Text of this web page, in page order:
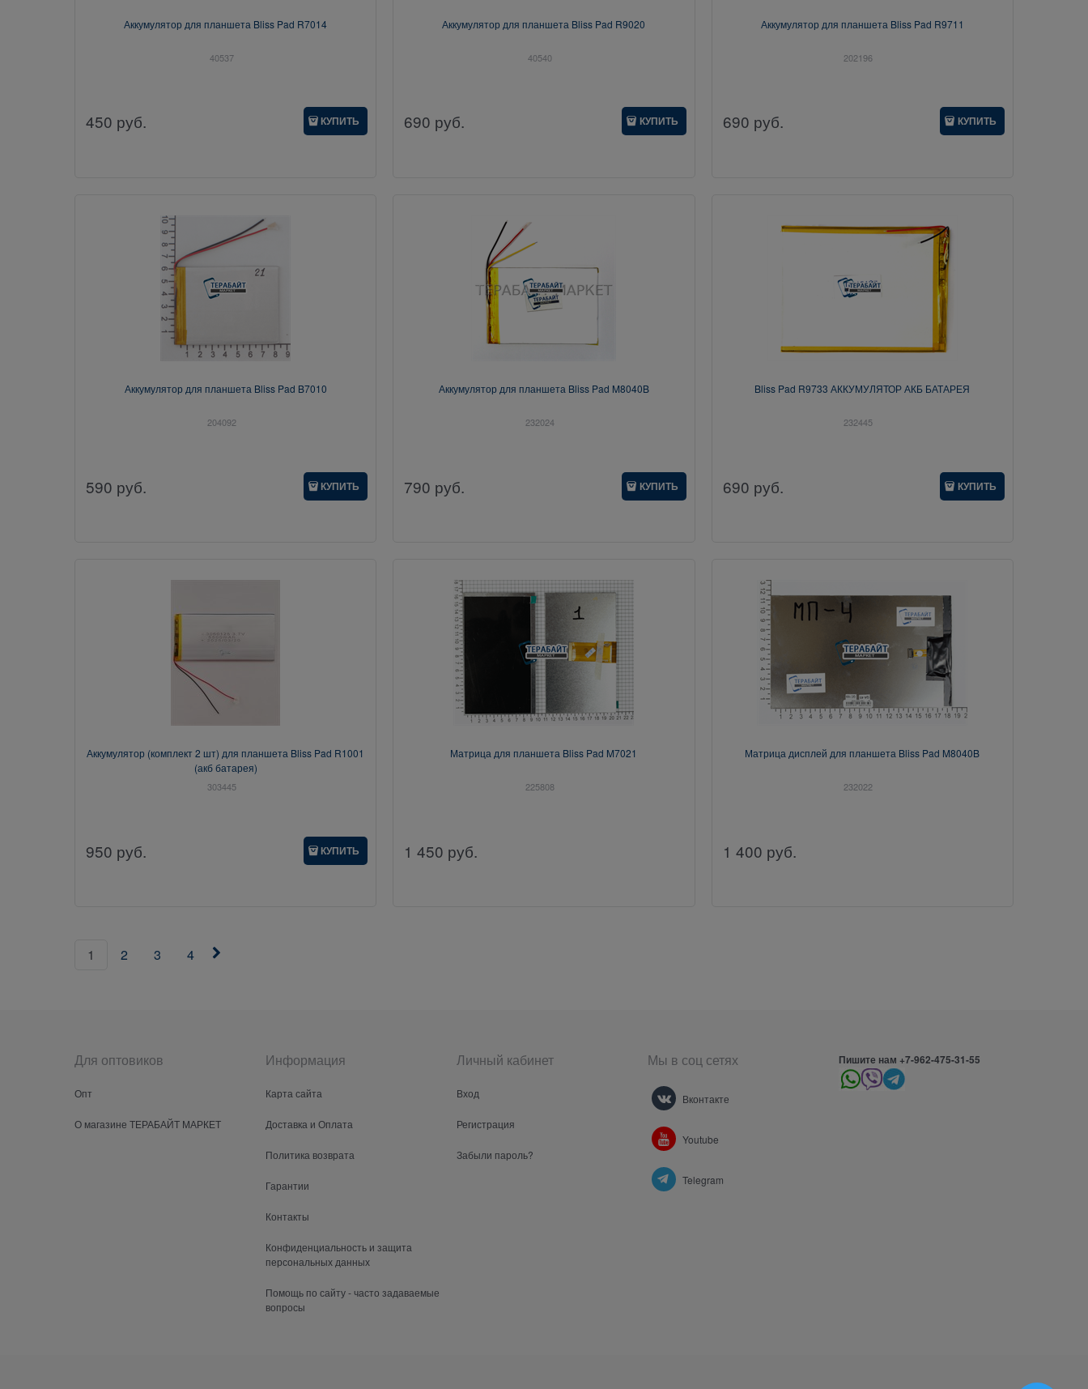
Аккумулятор для планшета Bliss Pad R7014
40537
450 руб. КУПИТЬ
Аккумулятор для планшета Bliss Pad R9020
40540
690 руб. КУПИТЬ
Аккумулятор для планшета Bliss Pad R9711
202196
690 руб. КУПИТЬ
Аккумулятор для планшета Bliss Pad B7010
204092
590 руб. КУПИТЬ
Аккумулятор для планшета Bliss Pad M8040B
232024
790 руб. КУПИТЬ
Bliss Pad R9733 АККУМУЛЯТОР АКБ БАТАРЕЯ
232445
690 руб. КУПИТЬ
Аккумулятор (комплект 2 шт) для планшета Bliss Pad R1001
(акб батарея)
303445
950 руб. КУПИТЬ
Матрица для планшета Bliss Pad M7021
225808
1 450 руб.
Матрица дисплей для планшета Bliss Pad M8040B
232022
1 400 руб.
1 2 3 4
Для оптовиков
Опт
О магазине ТЕРАБАЙТ МАРКЕТ
Информация
Карта сайта
Доставка и Оплата
Политика возврата
Гарантии
Контакты
Конфиденциальность и защита
персональных данных
Помощь по сайту - часто задаваемые
вопросы
Личный кабинет
Вход
Регистрация
Забыли пароль?
Мы в соц сетях
Вконтакте
Youtube
Telegram
Пишите нам +7-962-475-31-55